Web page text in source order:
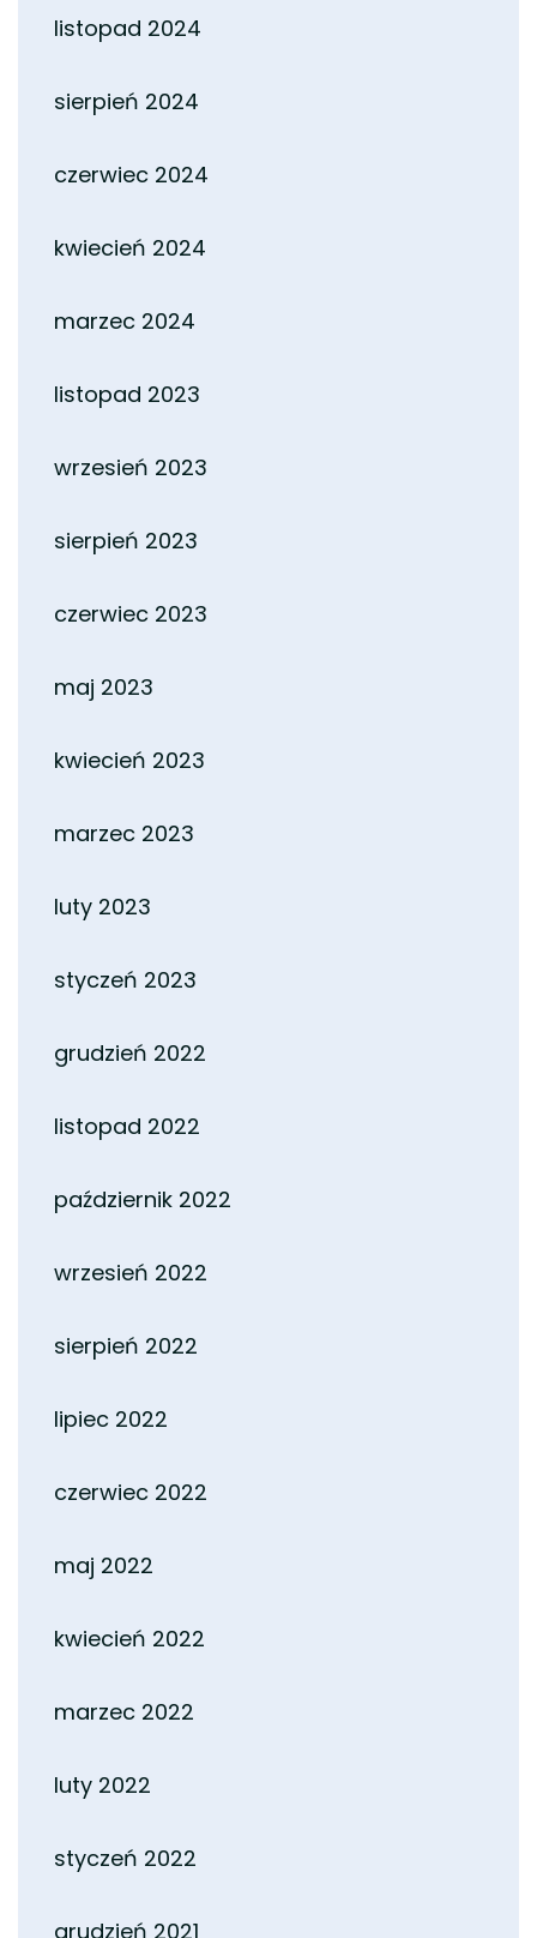
listopad 2024
sierpień 2024
czerwiec 2024
kwiecień 2024
marzec 2024
listopad 2023
wrzesień 2023
sierpień 2023
czerwiec 2023
maj 2023
kwiecień 2023
marzec 2023
luty 2023
styczeń 2023
grudzień 2022
listopad 2022
październik 2022
wrzesień 2022
sierpień 2022
lipiec 2022
czerwiec 2022
maj 2022
kwiecień 2022
marzec 2022
luty 2022
styczeń 2022
grudzień 2021